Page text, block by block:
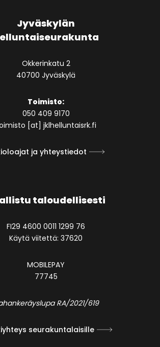
Jyväskylän
Okkerinkatu 2
40700 Jyväskylä
Toimisto:
050 409 9170
[at] jklhelluntaisrk.fi
ja yhteystiedot
taloudellisesti
FI29 4600 0011 1299 76
Käytä viitettä: 37620
MOBILEPAY
77745
RA/2021/619
seurakuntalaisille